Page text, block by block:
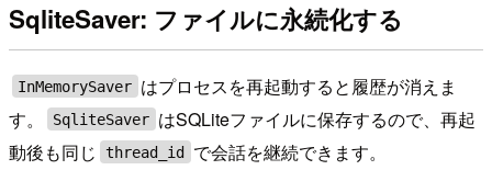
SqliteSaver: ファイルに永続化する
InMemorySaver はプロセスを再起動すると履歴が消えま
す。
SqliteSaver はSQLiteファイルに保存するので、再起
動後も同じ
thread_id で会話を継続できます。